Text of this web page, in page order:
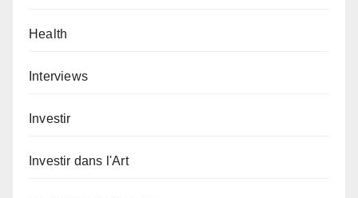
Health
Interviews
Investir
Investir dans l'Art